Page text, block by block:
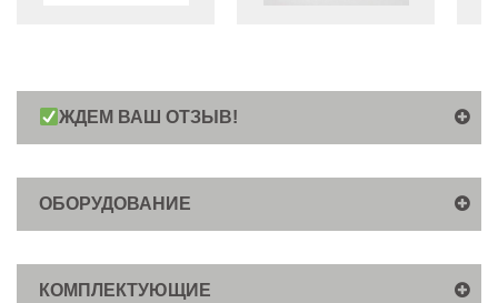
ЖДЕМ ВАШ ОТЗЫВ!
ОБОРУДОВАНИЕ
КОМПЛЕКТУЮЩИЕ